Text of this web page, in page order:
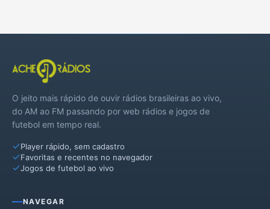
O jeito mais rápido de ouvir rádios brasileiras ao vivo,
do AM ao FM passando por web rádios e jogos de
futebol em tempo real.
Player rápido, sem cadastro
Favoritas e recentes no navegador
Jogos de futebol ao vivo
NAVEGAR